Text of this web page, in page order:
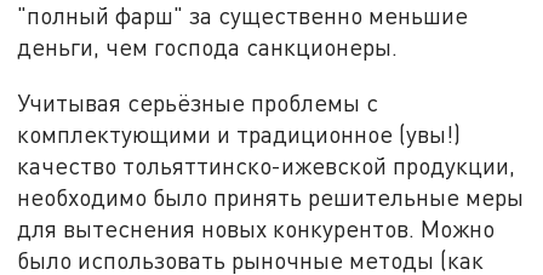
"полный фарш" за существенно меньшие
деньги, чем господа санкционеры.
Учитывая серьёзные проблемы с
комплектующими и традиционное (увы!)
качество тольяттинско-ижевской продукции,
необходимо было принять решительные меры
для вытеснения новых конкурентов. Можно
было использовать рыночные методы (как